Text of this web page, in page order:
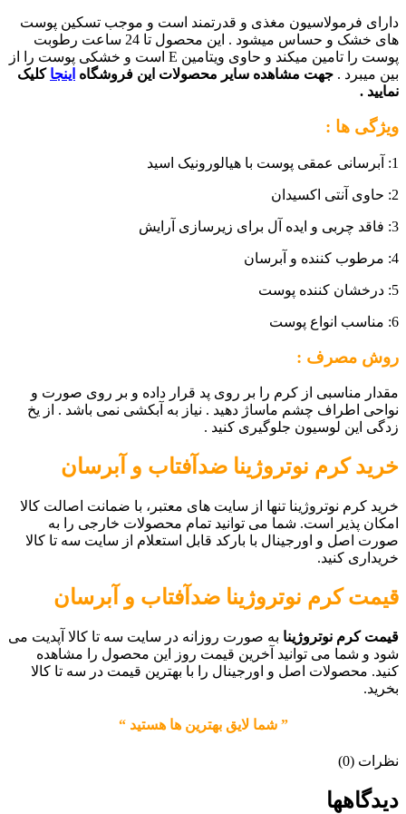
دارای فرمولاسیون مغذی و قدرتمند است و موجب تسکین پوست
های خشک و حساس میشود . این محصول تا 24 ساعت رطوبت
پوست را تامین میکند و حاوی ویتامین E است و خشکی پوست را از
بین میبرد . جهت مشاهده سایر محصولات این فروشگاه اینجا کلیک
نمایید .
ویژگی ها :
1: آبرسانی عمقی پوست با هیالورونیک اسید
2: حاوی آنتی اکسیدان
3: فاقد چربی و ایده آل برای زیرسازی آرایش
4: مرطوب کننده و آبرسان
5: درخشان کننده پوست
6: مناسب انواع پوست
روش مصرف :
مقدار مناسبی از کرم را بر روی پد قرار داده و بر روی صورت و
نواحی اطراف چشم ماساژ دهید . نیاز به آبکشی نمی باشد . از یخ
زدگی این لوسیون جلوگیری کنید .
خریدکرم نوتروژینا ضدآفتاب و آبرسان
خرید کرم نوتروژینا تنها از سایت های معتبر، با ضمانت اصالت کالا
امکان پذیر است. شما می توانید تمام محصولات خارجی را به
صورت اصل و اورجینال با بارکد قابل استعلام از سایت سه تا کالا
خریداری کنید.
قیمتکرم نوتروژینا ضدآفتاب و آبرسان
قیمت کرم نوتروژینا به صورت روزانه در سایت سه تا کالا آپدیت می
شود و شما می توانید آخرین قیمت روز این محصول را مشاهده
کنید. محصولات اصل و اورجینال را با بهترین قیمت در سه تا کالا
بخرید.
” شما لایق بهترین ها هستید “
نظرات (0)
دیدگاهها